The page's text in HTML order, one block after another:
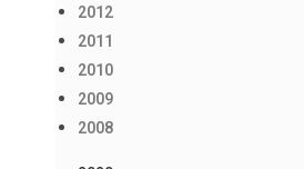
2012
2011
2010
2009
2008